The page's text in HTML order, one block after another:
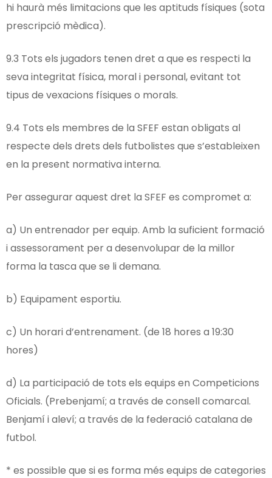
hi haurà més limitacions que les aptituds físiques (sota
prescripció mèdica).
9.3 Tots els jugadors tenen dret a que es respecti la
seva integritat física, moral i personal, evitant tot
tipus de vexacions físiques o morals.
9.4 Tots els membres de la SFEF estan obligats al
respecte dels drets dels futbolistes que s’estableixen
en la present normativa interna.
Per assegurar aquest dret la SFEF es compromet a:
a) Un entrenador per equip. Amb la suficient formació
i assessorament per a desenvolupar de la millor
forma la tasca que se li demana.
b) Equipament esportiu.
c) Un horari d’entrenament. (de 18 hores a 19:30
hores)
d) La participació de tots els equips en Competicions
Oficials. (Prebenjamí; a través de consell comarcal.
Benjamí i aleví; a través de la federació catalana de
futbol.
* es possible que si es forma més equips de categories